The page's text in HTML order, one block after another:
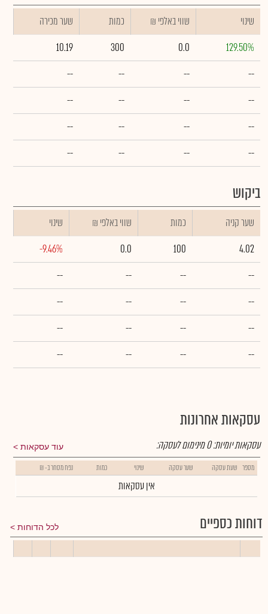
שינוי ₪ שווי באלפי כמות
שער מכירה
129.50%
0.0
300
10.19
--
--
--
--
--
--
--
--
--
--
--
--
--
--
--
--
ביקוש
שער קניה כמות ₪ שווי באלפי
שינוי
4.02
100
0.0
-9.46%
--
--
--
--
--
--
--
--
--
--
--
--
--
--
--
--
עסקאות אחרונות
עוד עסקאות עסקאות יומיות:0מינימום לעסקה:
מספר שעת עסקה שער עסקה שינוי כמות נפח מסחר ב- ₪
אין עסקאות
דוחות כספיים לכל הדוחות